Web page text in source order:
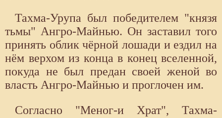
Тахма-Урупа был победителем "князя
тьмы" Ангро-Майнью. Он заставил того
принять облик чёрной лошади и ездил на
нём верхом из конца в конец вселенной,
покуда не был предан своей женой во
власть Ангро-Майнью и проглочен им.
Согласно "Меног-и Храт", Тахма-